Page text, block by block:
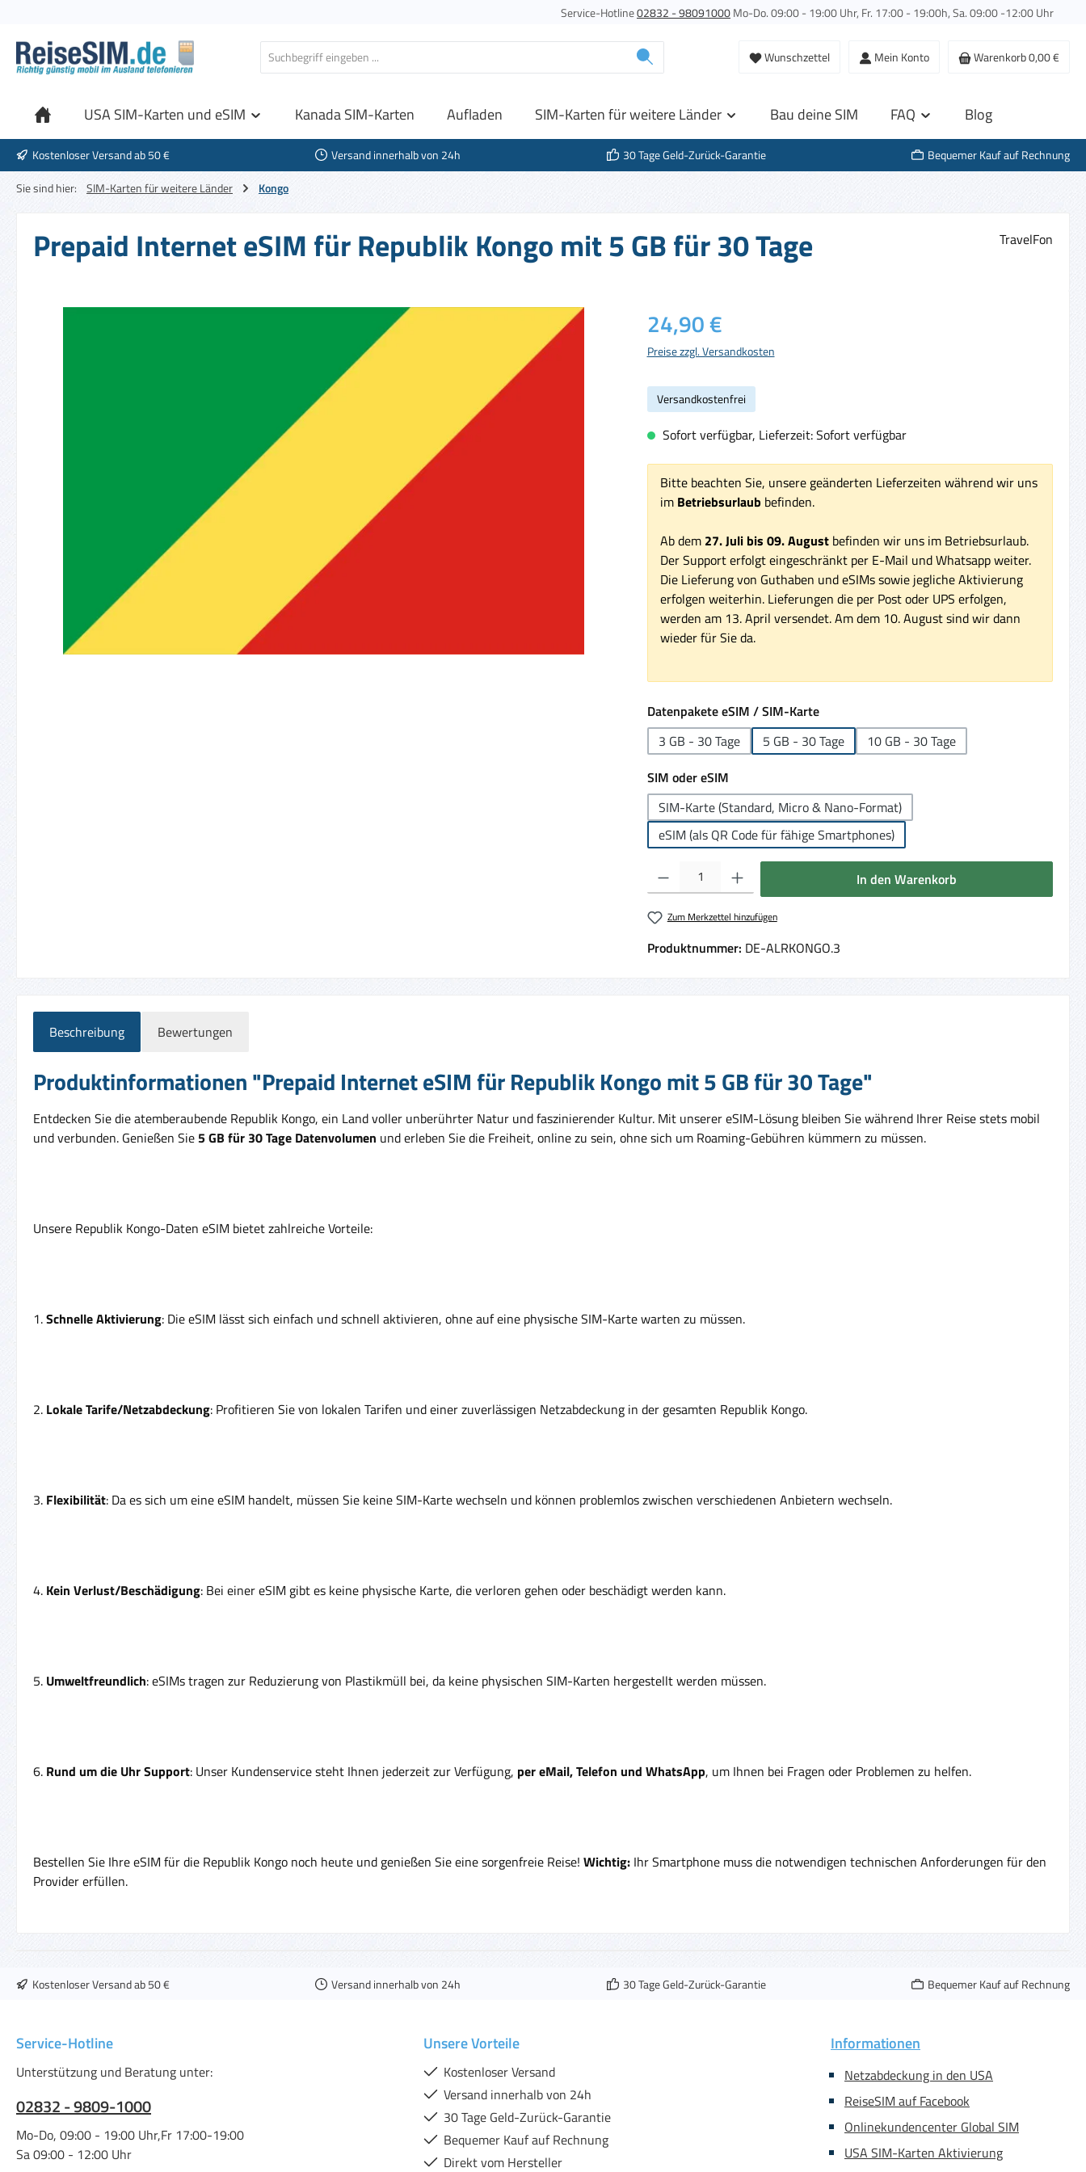
Service-Hotline02832 - 98091000Mo-Do. 09:00 - 19:00 Uhr, Fr. 17:00 - 19:00h, Sa. 09:00 -12:00 Uhr
Wunschzettel Mein Konto Warenkorb0,00 €
USA SIM-Karten und eSIM Kanada SIM-Karten Aufladen SIM-Karten für weitere Länder Bau deine SIM FAQ Blog
Kostenloser Versand ab 50 € Versand innerhalb von 24h 30 Tage Geld-Zurück-Garantie
Bequemer Kauf auf Rechnung
Sie sind hier:
SIM-Karten für weitere Länder Kongo
Prepaid Internet eSIM für Republik Kongo mit 5 GB für 30 Tage TravelFon
Regulärer Preis:
24,90 €
Preise zzgl. Versandkosten
Versandkostenfrei
Sofort verfügbar, Lieferzeit: Sofort verfügbar
Bitte beachten Sie, unsere geänderten Lieferzeiten während wir uns
im Betriebsurlaub befinden.
Ab dem 27. Juli bis 09. Augustbefinden wir uns im Betriebsurlaub.
Der Support erfolgt eingeschränkt per E-Mail und Whatsapp weiter.
Die Lieferung von Guthaben und eSIMs sowie jegliche Aktivierung
erfolgen weiterhin. Lieferungen die per Post oder UPS erfolgen,
werden am 13. April versendet. Am dem 10. August sind wir dann
wieder für Sie da.
Datenpakete eSIM / SIM-Karteauswählen
3 GB - 30 Tage
5 GB - 30 Tage
10 GB - 30 Tage
SIM oder eSIMauswählen
SIM-Karte (Standard, Micro & Nano-Format)
eSIM (als QR Code für fähige Smartphones)
Produkt Anzahl: Gib den gewünschten Wert ein oder benutze die Schaltflächen um die
In den Warenkorb
Zum Merkzettel hinzufügen
Produktnummer: DE-ALRKONGO.3
Beschreibung Bewertungen
Produktinformationen "Prepaid Internet eSIM für Republik Kongo mit 5 GB für 30 Tage"
Entdecken Sie die atemberaubende Republik Kongo, ein Land voller unberührter Natur und faszinierender Kultur. Mit unserer eSIM-Lösung bleiben Sie während Ihrer Reise stets mobil
und verbunden. Genießen Sie5 GB für 30 Tage Datenvolumen und erleben Sie die Freiheit, online zu sein, ohne sich um Roaming-Gebühren kümmern zu müssen.
Unsere Republik Kongo-Daten eSIM bietet zahlreiche Vorteile:
1.Schnelle Aktivierung: Die eSIM lässt sich einfach und schnell aktivieren, ohne auf eine physische SIM-Karte warten zu müssen.
2. Lokale Tarife/Netzabdeckung: Profitieren Sie von lokalen Tarifen und einer zuverlässigen Netzabdeckung in der gesamten Republik Kongo.
3. Flexibilität: Da es sich um eine eSIM handelt, müssen Sie keine SIM-Karte wechseln und können problemlos zwischen verschiedenen Anbietern wechseln.
4. Kein Verlust/Beschädigung: Bei einer eSIM gibt es keine physische Karte, die verloren gehen oder beschädigt werden kann.
5. Umweltfreundlich: eSIMs tragen zur Reduzierung von Plastikmüll bei, da keine physischen SIM-Karten hergestellt werden müssen.
6. Rund um die Uhr Support: Unser Kundenservice steht Ihnen jederzeit zur Verfügung, per eMail, Telefon und WhatsApp, um Ihnen bei Fragen oder Problemen zu helfen.
Bestellen Sie Ihre eSIM für die Republik Kongo noch heute und genießen Sie eine sorgenfreie Reise! Wichtig: Ihr Smartphone muss die notwendigen technischen Anforderungen für den
Provider erfüllen.
Kostenloser Versand ab 50 € Versand innerhalb von 24h 30 Tage Geld-Zurück-Garantie Bequemer Kauf auf Rechnung
Service-Hotline
Unterstützung und Beratung unter:
02832 - 9809-1000
Mo-Do, 09:00 - 19:00 Uhr,Fr 17:00-19:00
Sa 09:00 - 12:00 Uhr
Unsere Vorteile
Kostenloser Versand
Versand innerhalb von 24h
30 Tage Geld-Zurück-Garantie
Bequemer Kauf auf Rechnung
Direkt vom Hersteller
Informationen
Netzabdeckung in den USA
ReiseSIM auf Facebook
Onlinekundencenter Global SIM
USA SIM-Karten Aktivierung